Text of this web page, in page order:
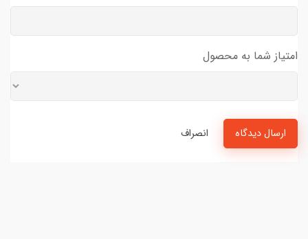
امتیاز شما به محصول
ارسال دیدگاه انصراف